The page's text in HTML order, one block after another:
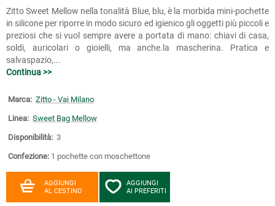
Zitto Sweet Mellow nella tonalità Blue, blu, è la morbida mini-pochette
in silicone per riporre in modo sicuro ed igienico gli oggetti più piccoli e
preziosi che si vuol sempre avere a portata di mano: chiavi di casa,
soldi, auricolari o gioielli, ma anche.la mascherina. Pratica e
salvaspazio,...
Continua >>
Marca: Zitto - Vai Milano
Linea: Sweet Bag Mellow
Disponibilità: 3
Confezione: 1 pochette con moschettone
AGGIUNGI
AL CESTINO
AGGIUNGI
AI PREFERITI